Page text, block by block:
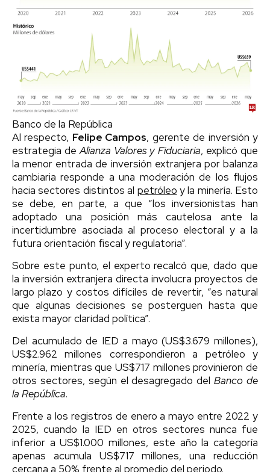
Banco de la República
Al respecto, Felipe Campos, gerente de inversión y
estrategia deAlianza Valores y Fiduciaria, explicó que
la menor entrada de inversión extranjera por balanza
cambiaria responde a una moderación de los flujos
hacia sectores distintos al petróleo y la minería. Esto
se debe, en parte, a que “los inversionistas han
adoptado una posición más cautelosa ante la
incertidumbre asociada al proceso electoral y a la
futura orientación fiscal y regulatoria”.
Sobre este punto, el experto recalcó que, dado que
la inversión extranjera directa involucra proyectos de
largo plazo y costos difíciles de revertir, “es natural
que algunas decisiones se posterguen hasta que
exista mayor claridad política”.
Del acumulado de IED a mayo (US$3.679 millones),
US$2.962 millones correspondieron a petróleo y
minería, mientras que US$717 millones provinieron de
otros sectores, según el desagregado delBanco de
la República.
Frente a los registros de enero a mayo entre 2022 y
2025, cuando la IED en otros sectores nunca fue
inferior a US$1.000 millones, este año la categoría
apenas acumula US$717 millones, una reducción
cercana a 50% frente al promedio del periodo.